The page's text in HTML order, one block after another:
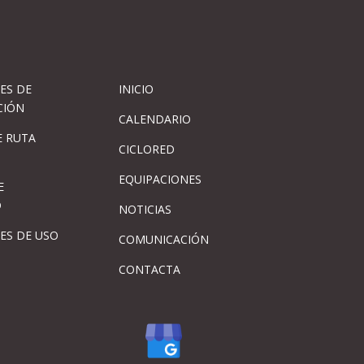
DE
RUTA
DE USO
INICIO
CALENDARIO
CICLORED
EQUIPACIONES
NOTICIAS
COMUNICACIÓN
CONTACTA